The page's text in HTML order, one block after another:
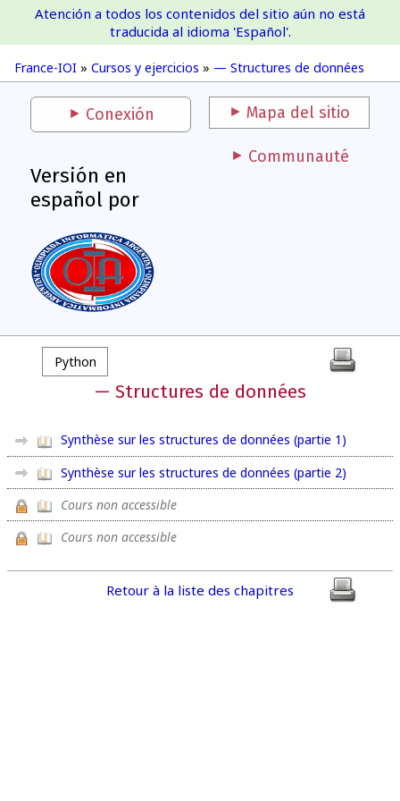
France-IOI
France-IOI » Cursos y ejercicios » — Structures de données
Atención a todos los contenidos del sitio aún no está
traducida al idioma 'Español'.
Conexión Mapa del sitio
Versión en
español por
Communauté
Python
— Structures de données
Synthèse sur les structures de données (partie 1)
Synthèse sur les structures de données (partie 2)
Cours non accessible
Cours non accessible
Retour à la liste des chapitres